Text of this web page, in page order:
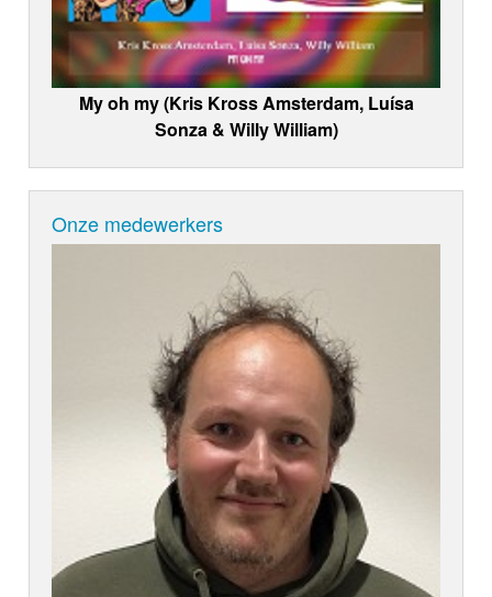
My oh my (Kris Kross Amsterdam, Luísa
Sonza & Willy William)
Onze medewerkers